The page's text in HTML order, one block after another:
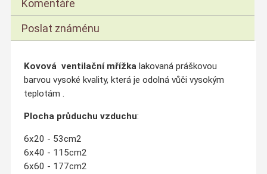
Komentáře
Poslat známénu
Kovová ventilační mřížka lakovaná práškovou
barvou vysoké kvality, která je odolná vůči vysokým
teplotám .
Plocha průduchu vzduchu:
6x20 - 53cm2
6x40 - 115cm2
6x60 - 177cm2